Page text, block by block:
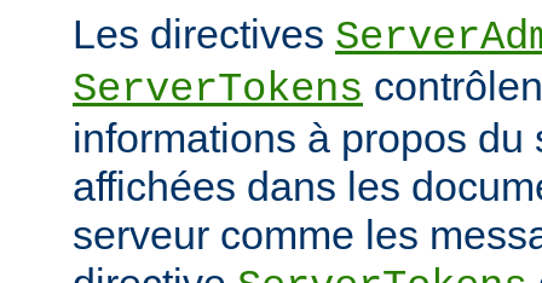
Les directives
ServerTokens
informations à propos du
affichées dans les
serveur comme les